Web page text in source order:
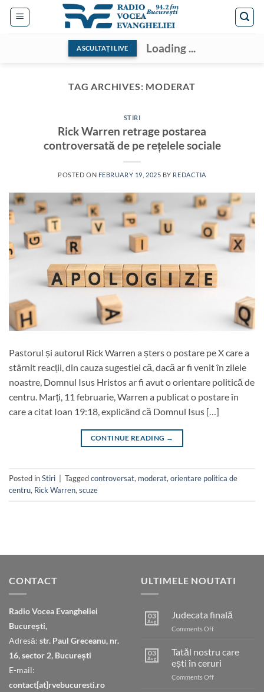
Skip
ASCULTAȚI LIVE Loading ...
TAG ARCHIVES: MODERAT
STIRI
Rick Warren retrage postarea
controversată de pe rețelele sociale
POSTED ON FEBRUARY 19, 2025 BY REDACTIA
Pastorul și autorul Rick Warren a șters o postare pe X care a
stârnit reacții, din cauza sugestiei că, dacă ar fi venit în zilele
noastre, Domnul Isus Hristos ar fi avut o orientare politică de
centru. Marți, 11 februarie, Warren a publicat o postare în
care a citat Ioan 19:18, explicând că Domnul Isus […]
CONTINUE READING →
Posted inStiri Taggedcontroversat, moderat, orientare politica de
centru, Rick Warren, scuze
CONTACT
Radio Vocea Evangheliei
București,
Adresă: str. Paul Greceanu, nr.
16, sector 2, București
E-mail:
contact[at]rvebucuresti.ro
ULTIMELE NOUTATI
03
Aug
Judecata finală
Comments Offon
03
Aug
Tatăl nostru care
ești în ceruri
Comments Offon